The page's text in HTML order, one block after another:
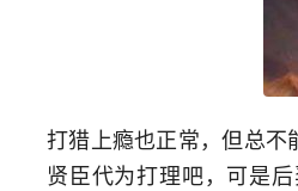
打猎上瘾也正常，但总
贤臣代为打理吧，可是